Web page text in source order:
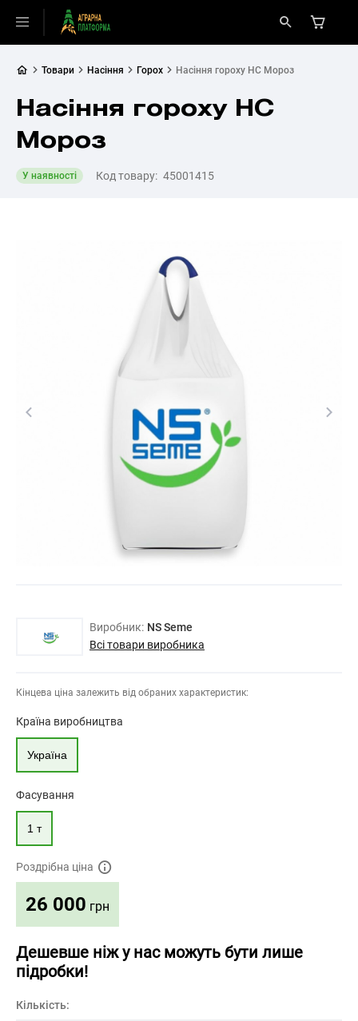
Товари Насіння Горох Насіння гороху НС Мороз
Насіння гороху НС
Мороз
У наявності Код товару: 45001415
Виробник: NS Seme
Всі товари виробника
Кінцева ціна залежить від обраних характеристик:
Країна виробництва
Україна
Фасування
1 т
Роздрібна ціна
26 000 грн
Дешевше ніж у нас можуть бути лише
підробки!
Кількість: